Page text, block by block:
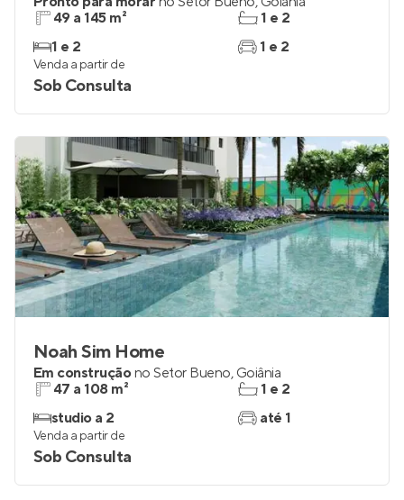
49 a 145 m²
1 e 2
1 e 2
1 e 2
Venda a partir de
Sob Consulta
Noah Sim Home
Em construçãono Setor Bueno, Goiânia
47 a 108 m²
studio a 2
1 e 2
até 1
Venda a partir de
Sob Consulta